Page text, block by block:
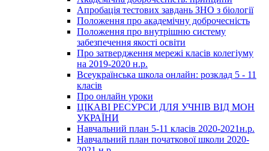
Апробація тестових завдань ЗНО з біології
Положення про академічну доброчесність
Положення про внутрішню систему
забезпечення якості освіти
Про затвердження мережі класів колегіуму
на 2019-2020 н.р.
Всеукраїнська школа онлайн: розклад 5 - 11
класів
Про онлайн уроки
ЦІКАВІ РЕСУРСИ ДЛЯ УЧНІВ ВІД МОН
УКРАЇНИ
Навчальний план 5-11 класів 2020-2021н.р.
Навчальний план початкової школи 2020-